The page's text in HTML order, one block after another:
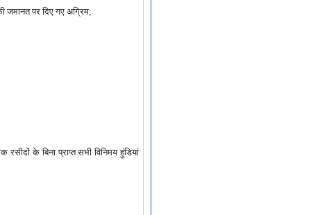
जमानत पर दिए गए अग्रिम;
के बिना प्राप्त सभी विनिमय हुंडियां